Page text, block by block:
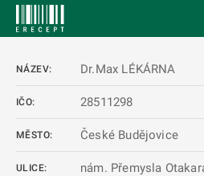
NÁZEV: Dr.Max LÉKÁRNA
IČO: 28511298
MĚSTO: České Budějovice
ULICE: nám. Přemysla